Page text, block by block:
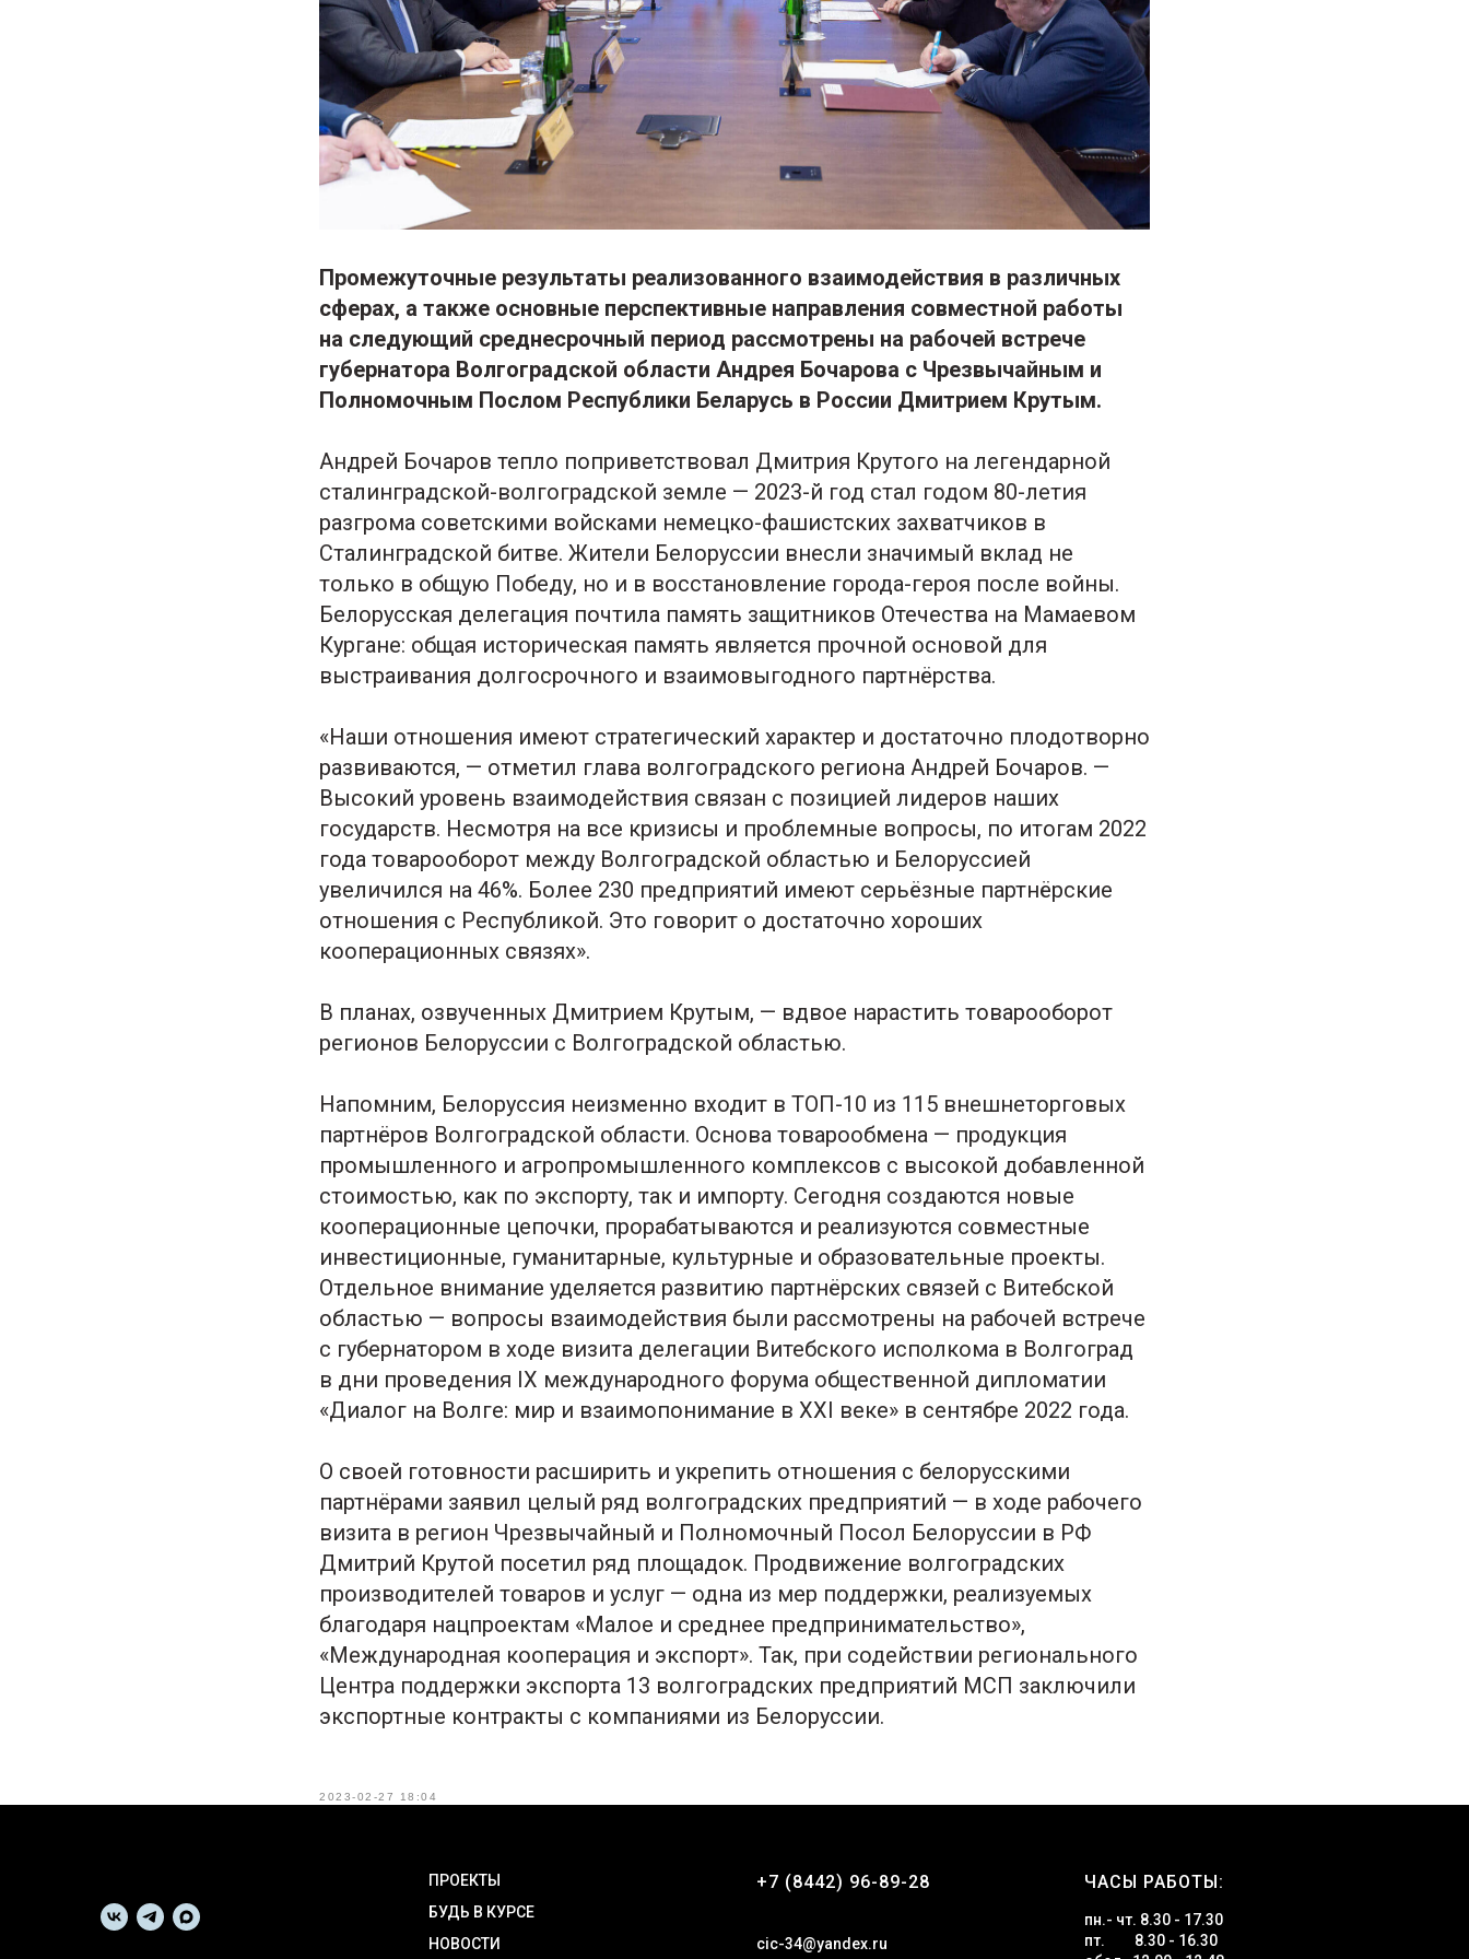
Промежуточные результаты реализованного взаимодействия в различных
сферах, а также основные перспективные направления совместной работы
на следующий среднесрочный период рассмотрены на рабочей встрече
губернатора Волгоградской области Андрея Бочарова с Чрезвычайным и
Полномочным Послом Республики Беларусь в России Дмитрием Крутым.
Андрей Бочаров тепло поприветствовал Дмитрия Крутого на легендарной
сталинградской-волгоградской земле — 2023-й год стал годом 80-летия
разгрома советскими войсками немецко-фашистских захватчиков в
Сталинградской битве. Жители Белоруссии внесли значимый вклад не
только в общую Победу, но и в восстановление города-героя после войны.
Белорусская делегация почтила память защитников Отечества на Мамаевом
Кургане: общая историческая память является прочной основой для
выстраивания долгосрочного и взаимовыгодного партнёрства.
«Наши отношения имеют стратегический характер и достаточно плодотворно
развиваются, — отметил глава волгоградского региона Андрей Бочаров. —
Высокий уровень взаимодействия связан с позицией лидеров наших
государств. Несмотря на все кризисы и проблемные вопросы, по итогам 2022
года товарооборот между Волгоградской областью и Белоруссией
увеличился на 46%. Более 230 предприятий имеют серьёзные партнёрские
отношения с Республикой. Это говорит о достаточно хороших
кооперационных связях».
В планах, озвученных Дмитрием Крутым, — вдвое нарастить товарооборот
регионов Белоруссии с Волгоградской областью.
Напомним, Белоруссия неизменно входит в ТОП-10 из 115 внешнеторговых
партнёров Волгоградской области. Основа товарообмена — продукция
промышленного и агропромышленного комплексов с высокой добавленной
стоимостью, как по экспорту, так и импорту. Сегодня создаются новые
кооперационные цепочки, прорабатываются и реализуются совместные
инвестиционные, гуманитарные, культурные и образовательные проекты.
Отдельное внимание уделяется развитию партнёрских связей с Витебской
областью — вопросы взаимодействия были рассмотрены на рабочей встрече
с губернатором в ходе визита делегации Витебского исполкома в Волгоград
в дни проведения IХ международного форума общественной дипломатии
«Диалог на Волге: мир и взаимопонимание в XXI веке» в сентябре 2022 года.
О своей готовности расширить и укрепить отношения с белорусскими
партнёрами заявил целый ряд волгоградских предприятий — в ходе рабочего
визита в регион Чрезвычайный и Полномочный Посол Белоруссии в РФ
Дмитрий Крутой посетил ряд площадок. Продвижение волгоградских
производителей товаров и услуг — одна из мер поддержки, реализуемых
благодаря нацпроектам «Малое и среднее предпринимательство»,
«Международная кооперация и экспорт». Так, при содействии регионального
Центра поддержки экспорта 13 волгоградских предприятий МСП заключили
экспортные контракты с компаниями из Белоруссии.
2023-02-27 18:04
ПРОЕКТЫ
БУДЬ В КУРСЕ
НОВОСТИ
+7 (8442) 96-89-28
cic-34@yandex.ru
ЧАСЫ РАБОТЫ:
пн.- чт. 8.30 - 17.30
пт. 8.30 - 16.30